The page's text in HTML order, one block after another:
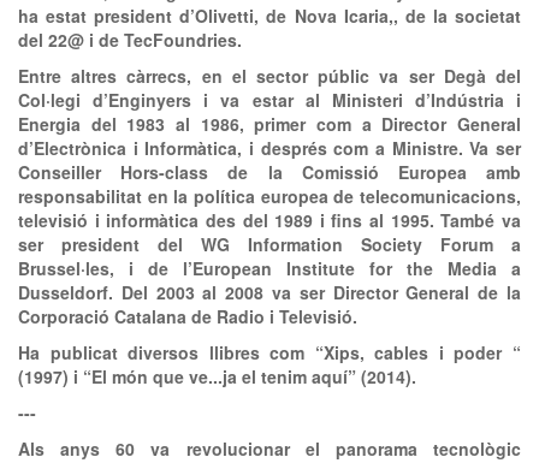
ha estat president d’Olivetti, de Nova Icaria,, de la societat
del 22@ i de TecFoundries.
Entre altres càrrecs, en el sector públic va ser Degà del
Col·legi d’Enginyers i va estar al Ministeri d’Indústria i
Energia del 1983 al 1986, primer com a Director General
d’Electrònica i Informàtica, i després com a Ministre. Va ser
Conseiller Hors-class de la Comissió Europea amb
responsabilitat en la política europea de telecomunicacions,
televisió i informàtica des del 1989 i fins al 1995. També va
ser president del WG Information Society Forum a
Brussel·les, i de l’European Institute for the Media a
Dusseldorf. Del 2003 al 2008 va ser Director General de la
Corporació Catalana de Radio i Televisió.
Ha publicat diversos llibres com “Xips, cables i poder “
(1997) i “El món que ve...ja el tenim aquí” (2014).
---
Als anys 60 va revolucionar el panorama tecnològic